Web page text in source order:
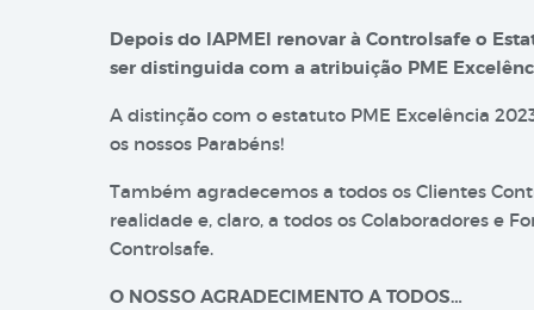
Depois do IAPMEI renovar à Controlsafe o
ser distinguida com a atribuição PME
A distinção com o estatuto PME Excelência
os nossos Parabéns!
Também agradecemos a todos os Clientes
realidade e, claro, a todos os Colaboradores e
Controlsafe.
O NOSSO AGRADECIMENTO A TODOS…